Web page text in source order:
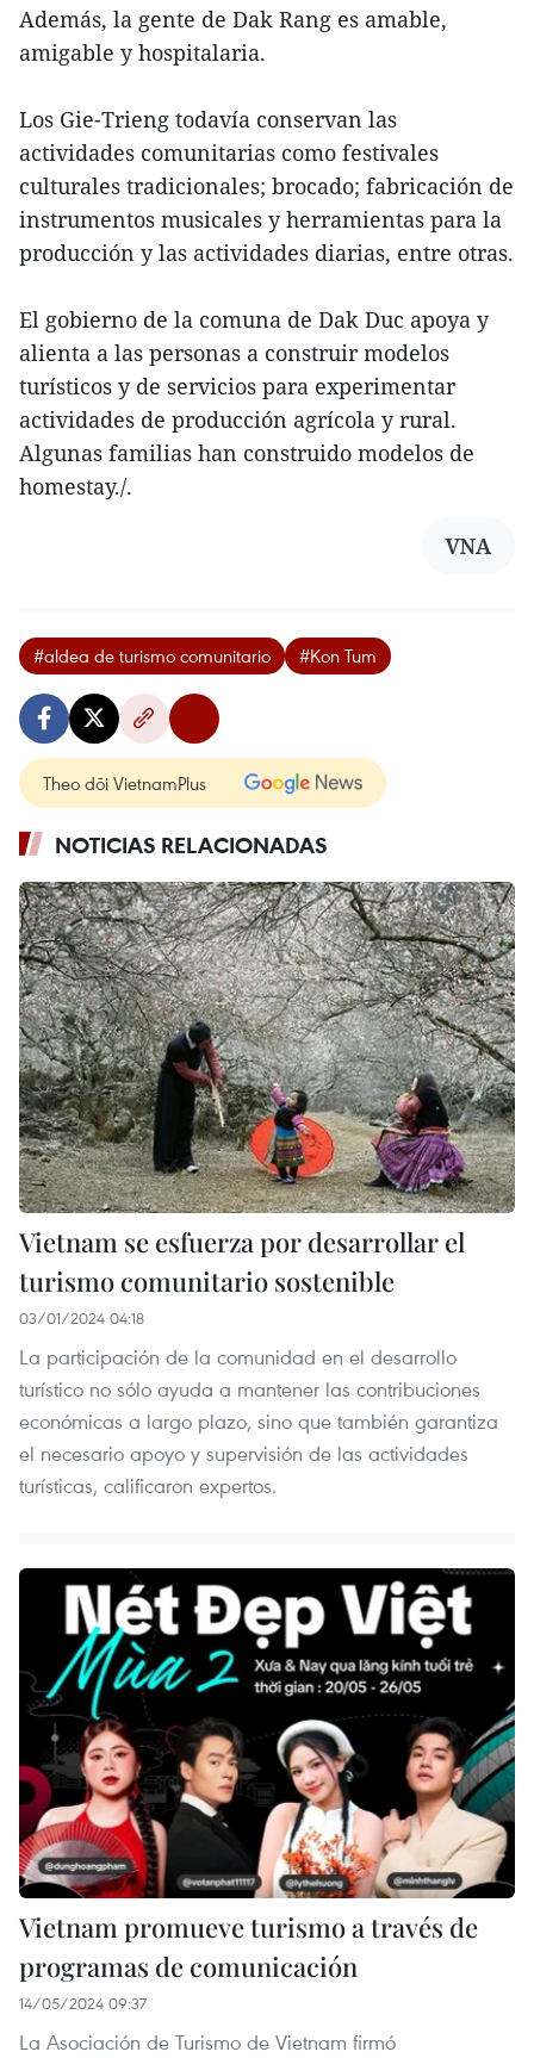
Además, la gente de Dak Rang es amable,
amigable y hospitalaria.
Los Gie-Trieng todavía conservan las
actividades comunitarias como festivales
culturales tradicionales; brocado; fabricación de
instrumentos musicales y herramientas para la
producción y las actividades diarias, entre otras.
El gobierno de la comuna de Dak Duc apoya y
alienta a las personas a construir modelos
turísticos y de servicios para experimentar
actividades de producción agrícola y rural.
Algunas familias han construido modelos de
homestay./.
VNA
#aldea de turismo comunitario #Kon Tum
Theo dõi VietnamPlus
NOTICIAS RELACIONADAS
Vietnam se esfuerza por desarrollar el
turismo comunitario sostenible
03/01/2024 04:18
La participación de la comunidad en el desarrollo
turístico no sólo ayuda a mantener las contribuciones
económicas a largo plazo, sino que también garantiza
el necesario apoyo y supervisión de las actividades
turísticas, calificaron expertos.
Vietnam promueve turismo a través de
programas de comunicación
14/05/2024 09:37
La Asociación de Turismo de Vietnam firmó